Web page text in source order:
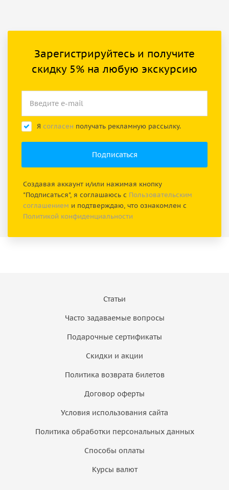
Зарегистрируйтесь и получите
скидку 5% на любую экскурсию
Я согласен получать рекламную рассылку.
Создавая аккаунт и/или нажимая кнопку
"Подписаться", я соглашаюсь с Пользовательским
соглашением и подтверждаю, что ознакомлен с
Политикой конфиденциальности
Статьи
Часто задаваемые вопросы
Подарочные сертификаты
Скидки и акции
Политика возврата билетов
Договор оферты
Условия использования сайта
Политика обработки персональных данных
Способы оплаты
Курсы валют